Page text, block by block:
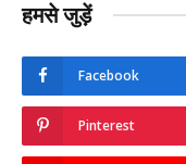
हमसे जुड़ें
Facebook
Pinterest